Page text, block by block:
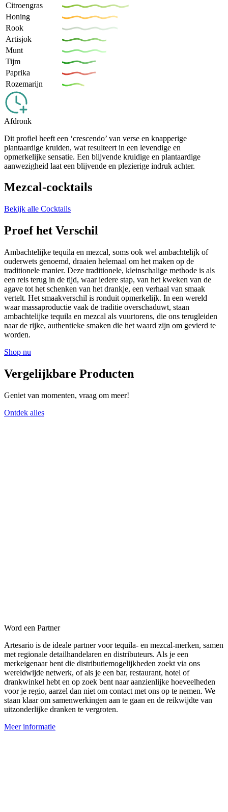
Citroengras
Honing
Rook
Artisjok
Munt
Tijm
Paprika
Rozemarijn
Afdronk
Dit profiel heeft een ‘crescendo’ van verse en knapperige
plantaardige kruiden, wat resulteert in een levendige en
opmerkelijke sensatie. Een blijvende kruidige en plantaardige
aanwezigheid laat een blijvende en plezierige indruk achter.
Mezcal-cocktails
Bekijk alle Cocktails
Proef het Verschil
Ambachtelijke tequila en mezcal, soms ook wel ambachtelijk of
ouderwets genoemd, draaien helemaal om het maken op de
traditionele manier. Deze traditionele, kleinschalige methode is als
een reis terug in de tijd, waar iedere stap, van het kweken van de
agave tot het schenken van het drankje, een verhaal van smaak
vertelt. Het smaakverschil is ronduit opmerkelijk. In een wereld
waar massaproductie vaak de traditie overschaduwt, staan
ambachtelijke tequila en mezcal als vuurtorens, die ons terugleiden
naar de rijke, authentieke smaken die het waard zijn om gevierd te
worden.
Shop nu
Vergelijkbare Producten
Geniet van momenten, vraag om meer!
Ontdek alles
Word een Partner
Artesario is de ideale partner voor tequila- en mezcal-merken, samen
met regionale detailhandelaren en distributeurs. Als je een
merkeigenaar bent die distributiemogelijkheden zoekt via ons
wereldwijde netwerk, of als je een bar, restaurant, hotel of
drankwinkel hebt en op zoek bent naar aanzienlijke hoeveelheden
voor je regio, aarzel dan niet om contact met ons op te nemen. We
staan klaar om samenwerkingen aan te gaan en de reikwijdte van
uitzonderlijke dranken te vergroten.
Meer informatie